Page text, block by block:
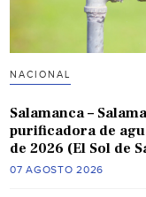
NACIONAL
Salamanca –
purificadora de
de 2026 (El Sol de
07 AGOSTO 2026